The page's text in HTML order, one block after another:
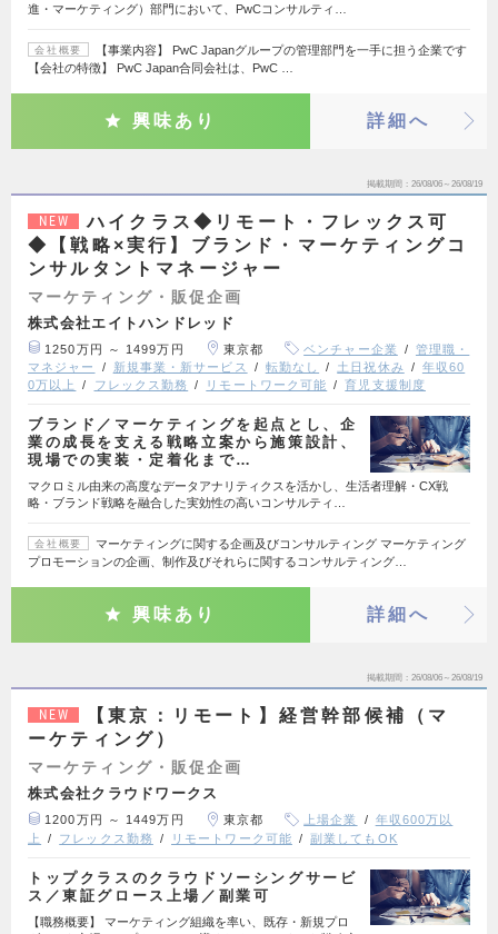
進・マーケティング）部門において、PwCコンサルティ…
会社概要
【事業内容】 PwC Japanグループの管理部門を一手に担う企業です
【会社の特徴】 PwC Japan合同会社は、PwC …
興味あり 詳細へ
掲載期間 26/08/06～26/08/19
NEW
ハイクラス◆リモート・フレックス可
◆【戦略×実行】ブランド・マーケティングコ
ンサルタントマネージャー
マーケティング・販促企画
株式会社エイトハンドレッド
1250万円 ～ 1499万円 東京都 ベンチャー企業
管理職・
マネジャー
新規事業・新サービス 転勤なし 土日祝休み
年収60
0万以上
フレックス勤務 リモートワーク可能 育児支援制度
ブランド／マーケティングを起点とし、企
業の成長を支える戦略立案から施策設計、
現場での実装・定着化まで…
マクロミル由来の高度なデータアナリティクスを活かし、生活者理解・CX戦
略・ブランド戦略を融合した実効性の高いコンサルティ…
会社概要
マーケティングに関する企画及びコンサルティング マーケティング
プロモーションの企画、制作及びそれらに関するコンサルティング…
興味あり 詳細へ
掲載期間 26/08/06～26/08/19
NEW
【東京：リモート】経営幹部候補（マ
ーケティング）
マーケティング・販促企画
株式会社クラウドワークス
1200万円 ～ 1449万円 東京都 上場企業
年収600万以
上
フレックス勤務 リモートワーク可能 副業してもOK
トップクラスのクラウドソーシングサービ
ス／東証グロース上場／副業可
【職務概要】 マーケティング組織を率い、既存・新規プロ